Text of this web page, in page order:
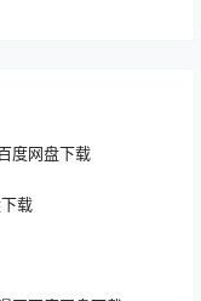
度网盘下载
载